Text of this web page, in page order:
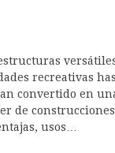
recreativas
convertido en
de
usos…